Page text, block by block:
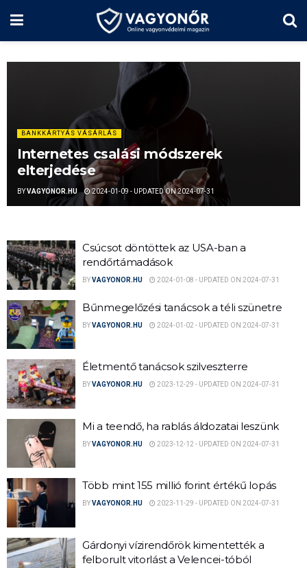
BANKKÁRTYÁS VÁSÁRLÁS
Internetes csalási módszerek
elterjedése
BYVAGYONOR.HU 2024-01-09 - UPDATED ON 2024-07-31
Csúcsot döntöttek az USA-ban a
rendőrtámadások
BYVAGYONOR.HU 2024-01-08 - UPDATED ON 2024-07-31
Bűnmegelőzési tanácsok a téli szünetre
BYVAGYONOR.HU 2024-01-02 - UPDATED ON 2024-07-31
Életmentő tanácsok szilveszterre
BYVAGYONOR.HU 2023-12-29 - UPDATED ON 2024-07-31
Mi a teendő, ha rablás áldozatai leszünk
BYVAGYONOR.HU 2023-12-12 - UPDATED ON 2024-07-31
Több mint 155 millió forint értékű lopás
BYVAGYONOR.HU 2023-11-29 - UPDATED ON 2024-07-31
Gárdonyi vízirendőrök kimentették a
felborult vitorlást a Velencei-tóból